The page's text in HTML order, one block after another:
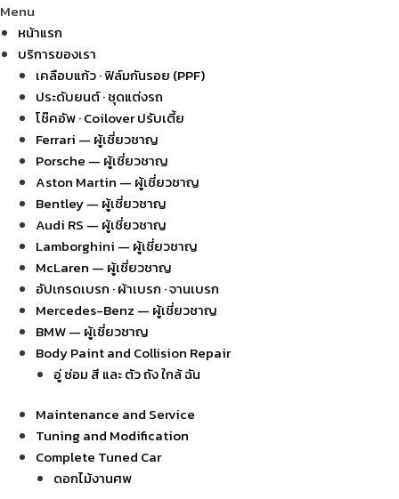
Menu
หน้าแรก
บริการของเรา
เคลือบแก้ว · ฟิล์มกันรอย (PPF)
ประดับยนต์ · ชุดแต่งรถ
โช๊คอัพ · Coilover ปรับเตี้ย
Ferrari — ผู้เชี่ยวชาญ
Porsche — ผู้เชี่ยวชาญ
Aston Martin — ผู้เชี่ยวชาญ
Bentley — ผู้เชี่ยวชาญ
Audi RS — ผู้เชี่ยวชาญ
Lamborghini — ผู้เชี่ยวชาญ
McLaren — ผู้เชี่ยวชาญ
อัปเกรดเบรก · ผ้าเบรก · จานเบรก
Mercedes-Benz — ผู้เชี่ยวชาญ
BMW — ผู้เชี่ยวชาญ
Body Paint and Collision Repair
อู่ ซ่อม สี และ ตัว ถัง ใกล้ ฉัน
Maintenance and Service
Tuning and Modification
Complete Tuned Car
ดอกไม้งานศพ